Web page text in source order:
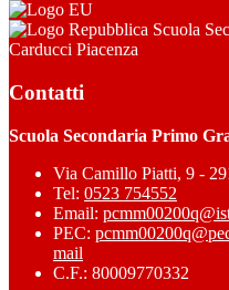
Scuola
Carducci Piacenza
Contatti
Scuola Secondaria Primo
Via Camillo Piatti, 9 -
Tel: 0523 754552
Email:
PEC:
mail
C.F.: 80009770332